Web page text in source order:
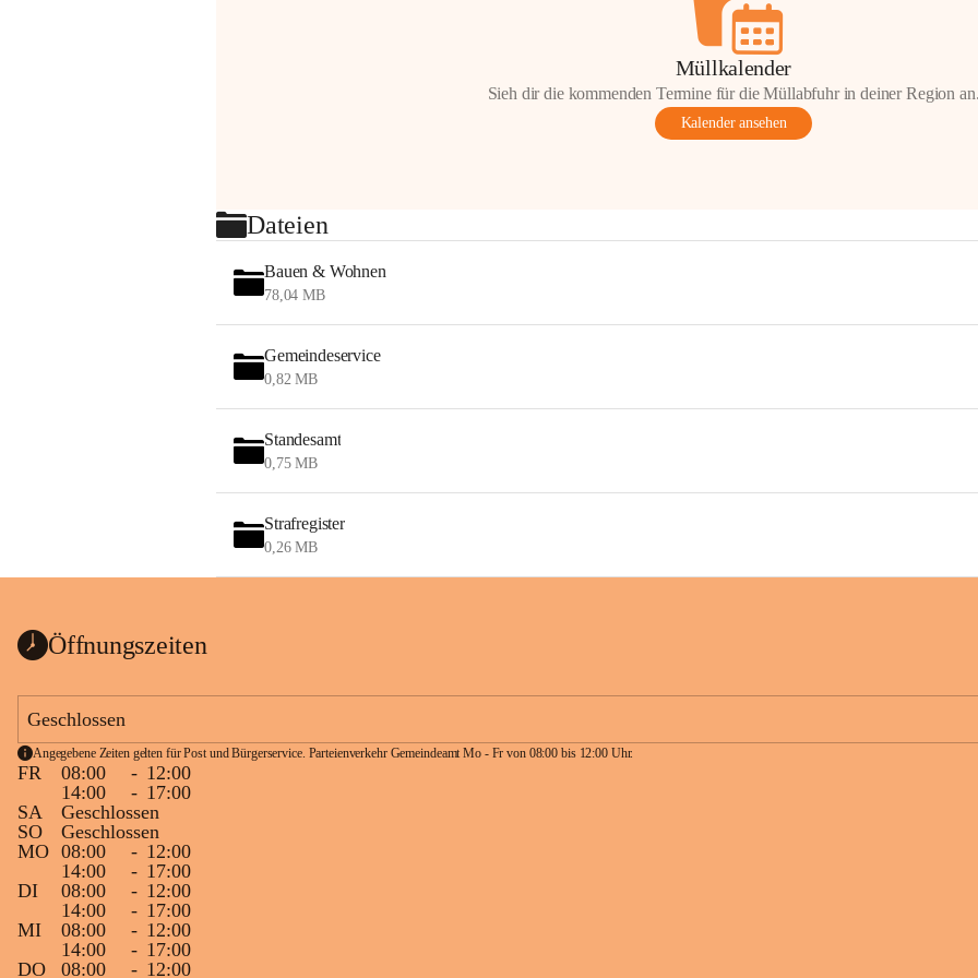
Müllkalender
Sieh dir die kommenden Termine für die Müllabfuhr in deiner Region
Kalender ansehen
Dateien
Bauen & Wohnen
78,04 MB
Gemeindeservice
0,82 MB
Standesamt
0,75 MB
Strafregister
0,26 MB
Öffnungszeiten
Geschlossen
Angegebene Zeiten gelten für Post und Bürgerservice. Parteienverkehr Gemeindeamt Mo - Fr von 08:00 bis 12:00 Uhr.
FR 08:00 - 12:00
14:00
- 17:00
SA
Geschlossen
SO
Geschlossen
MO 08:00 - 12:00
14:00
- 17:00
DI
08:00 - 12:00
14:00
- 17:00
MI
08:00 - 12:00
14:00
- 17:00
DO
08:00 - 12:00